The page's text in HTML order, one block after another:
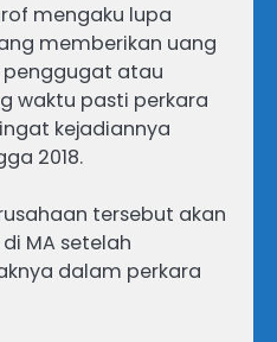
mengaku lupa
memberikan uang
atau
waktu pasti perkara
kejadiannya
2018.
tersebut akan
MA setelah
dalam perkara